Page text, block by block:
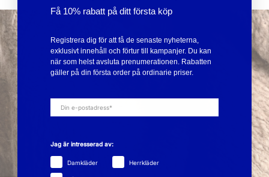
Få 10% rabatt på ditt första köp
Registrera dig för att få de senaste nyheterna,
exklusivt innehåll och förtur till kampanjer. Du kan
när som helst avsluta prenumerationen. Rabatten
gäller på din första order på ordinarie priser.
Jag är intresserad av:
Damkläder Herrkläder